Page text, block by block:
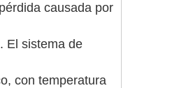
causada por
El sistema de
con temperatura